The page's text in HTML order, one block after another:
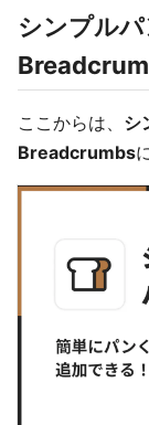
シンプル
ここからは、 シ
Breadcrumbs